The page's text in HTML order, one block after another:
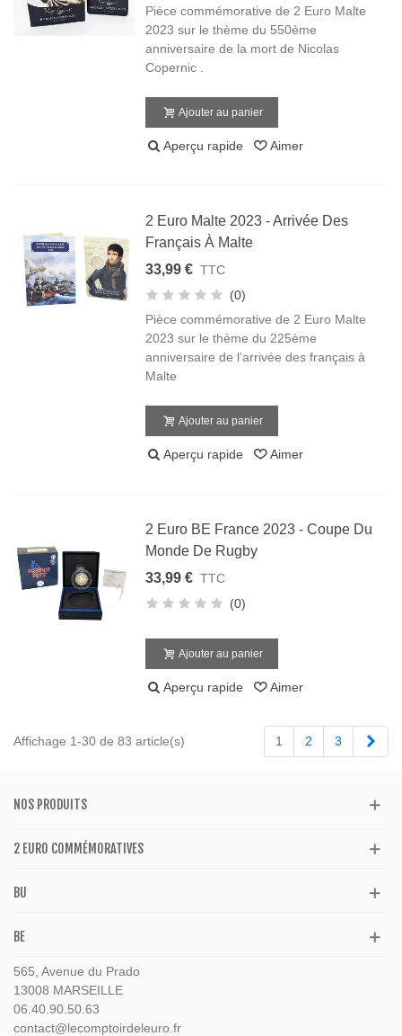
Pièce commémorative de 2 Euro Malte
2023 sur le thème du 550ème
anniversaire de la mort de Nicolas
Copernic .
Ajouter au panier
Aperçu rapide Aimer
2 Euro Malte 2023 - Arrivée Des
Français À Malte
33,99 € TTC
(0)
Pièce commémorative de 2 Euro Malte
2023 sur le thème du 225ème
anniversaire de l’arrivée des français à
Malte
Ajouter au panier
Aperçu rapide Aimer
2 Euro BE France 2023 - Coupe Du
Monde De Rugby
33,99 € TTC
(0)
Ajouter au panier
Aperçu rapide Aimer
Affichage 1-30 de 83 article(s) 1 2 3
NOS PRODUITS
2 EURO COMMÉMORATIVES
BU
BE
565, Avenue du Prado
13008 MARSEILLE
06.40.90.50.63
contact@lecomptoirdeleuro.fr